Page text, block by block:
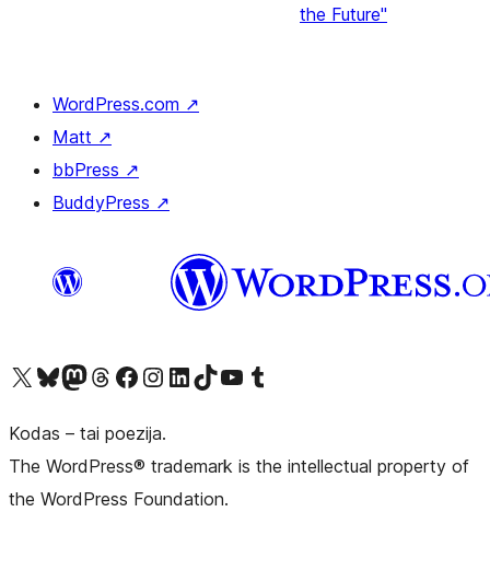
the Future"
WordPress.com ↗
Matt ↗
bbPress ↗
BuddyPress ↗
Visit our X (formerly Twitter) account
Apsilankykite mūsų Bluesky paskyroje
Visit our Mastodon account
Apsilankykite mūsų Threads paskyroje
Visit our Facebook pageVisit our Instagram account
Visit our LinkedIn account
Apsilankykite mūsų TikTok paskyroje
Visit our YouTube channel
Apsilankykite mūsų Tumblr paskyroje
Kodas – tai poezija.
The WordPress® trademark is the intellectual property of
the WordPress Foundation.